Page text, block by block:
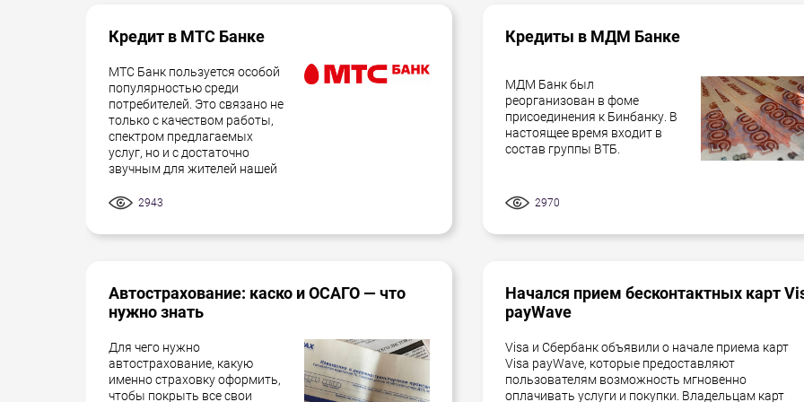
Кредит в МТС Банке
МТС Банк пользуется особой
популярностью среди
потребителей. Это связано не
только с качеством работы,
спектром предлагаемых
услуг, но и с достаточно
звучным для жителей нашей
2943
Кредиты в МДМ Банке
МДМ Банк был
реорганизован в фоме
присоединения к Бинбанку. В
настоящее время входит в
состав группы ВТБ.
2970
Автострахование: каско и ОСАГО — что
нужно знать
Для чего нужно
автострахование, какую
именно страховку оформить,
чтобы покрыть все свои
Начался прием бесконтактных карт
payWave
Visa и Сбербанк объявили о начале приема карт
Visa payWave, которые предоставляют
пользователям возможность мгновенно
оплачивать услуги и покупки. Владельцам карт